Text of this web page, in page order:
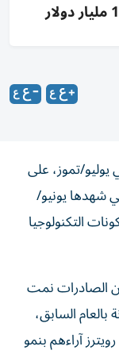
تموز، على
شهدها يونيو/
التكنولوجيا
الصادرات نمت
بالعام السابق،
آراءهم بنمو